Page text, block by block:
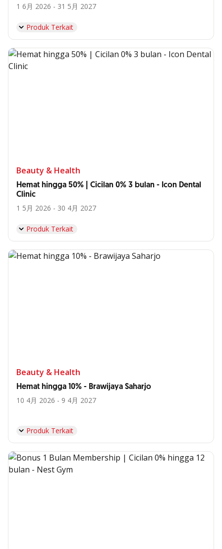
1 6月 2026 - 31 5月 2027
Produk Terkait
Beauty & Health
Hemat hingga 50% | Cicilan 0% 3 bulan - Icon Dental
Clinic
1 5月 2026 - 30 4月 2027
Produk Terkait
Beauty & Health
Hemat hingga 10% - Brawijaya Saharjo
10 4月 2026 - 9 4月 2027
Produk Terkait